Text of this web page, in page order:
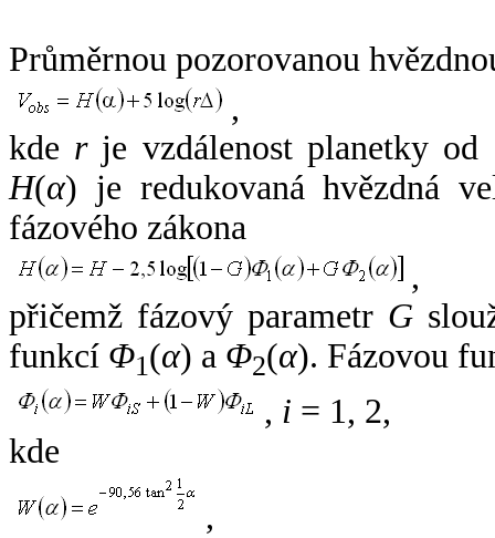
Průměrnou pozorovanou
,
kde rje vzdálenost planetky od
H(α) je redukovaná hvězdná
fázového zákona
,
přičemž fázový parametr G
funkcí Φ1(α) a Φ2(α). Fázovou
, i = 1, 2,
kde
,